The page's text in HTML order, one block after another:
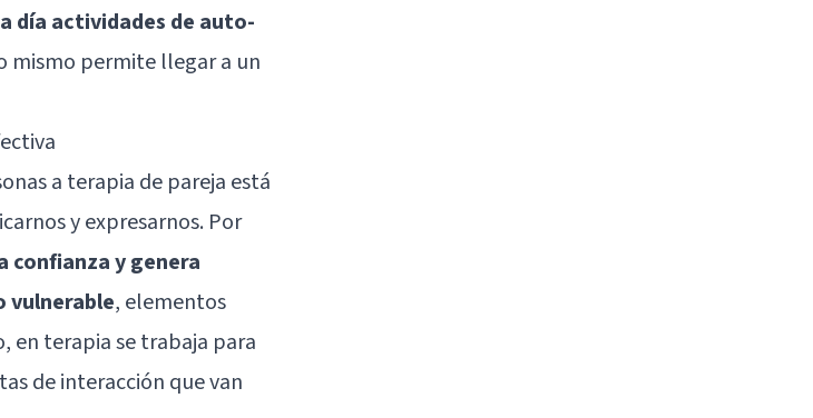
día actividades de auto-
mismo permite llegar a un
a terapia de pareja está
y expresarnos. Por
confianza y genera
vulnerable, elementos
en terapia se trabaja para
de interacción que van